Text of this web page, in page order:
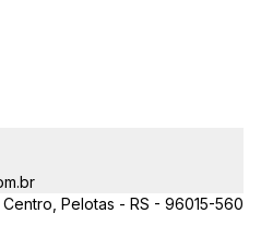
Pelotas - RS - 96015-560